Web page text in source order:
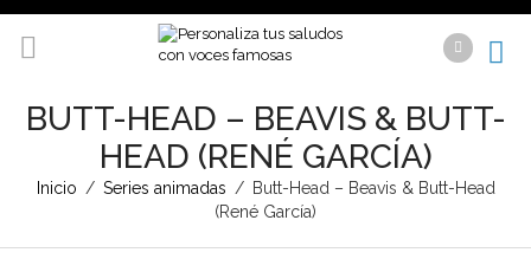
BUTT-HEAD – BEAVIS & BUTT-
HEAD (RENÉ GARCÍA)
Inicio / Series animadas / Butt-Head – Beavis & Butt-Head
(René García)